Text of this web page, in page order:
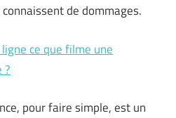
de dommages.
ce que filme une
?
pour faire simple, est un